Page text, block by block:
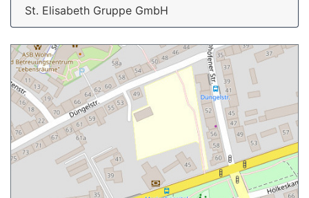
St. Elisabeth Gruppe GmbH